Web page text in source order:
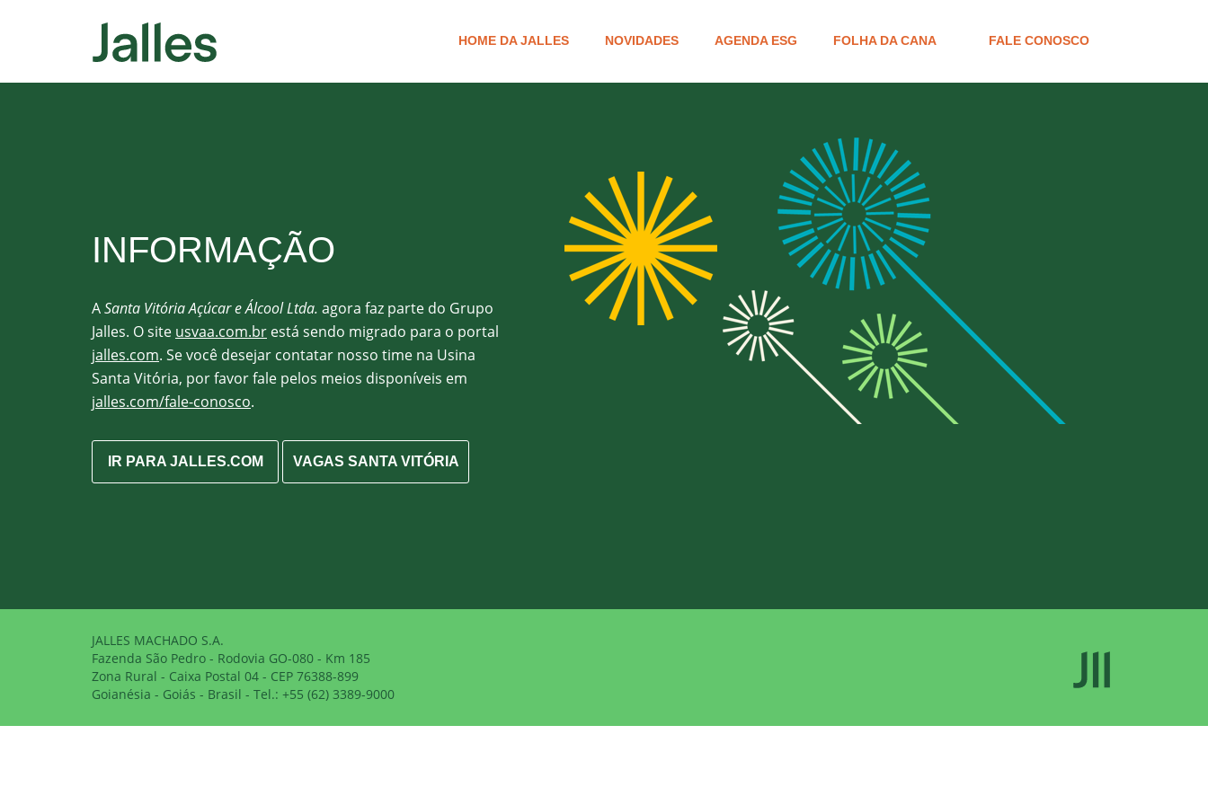
HOME DA JALLES NOVIDADES AGENDA ESG FOLHA DA CANA FALE CONOSCO
INFORMAÇÃO
ASanta Vitória Açúcar e Álcool Ltda. agora faz parte do Grupo
Jalles. O site usvaa.com.br está sendo migrado para o portal
jalles.com. Se você desejar contatar nosso time na Usina
Santa Vitória, por favor fale pelos meios disponíveis em
jalles.com/fale-conosco.
IR PARA JALLES.COM VAGAS SANTA VITÓRIA
JALLES MACHADO S.A.
Fazenda São Pedro - Rodovia GO-080 - Km 185
Zona Rural - Caixa Postal 04 - CEP 76388-899
Goianésia - Goiás - Brasil - Tel.: +55 (62) 3389-9000